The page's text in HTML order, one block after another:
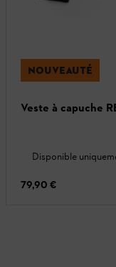
NOUVEAUTÉ
Veste à capuche
Disponible
79,90 €